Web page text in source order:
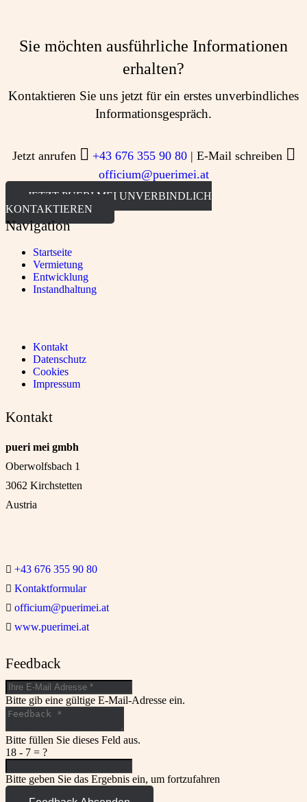
Sie möchten ausführliche Informationen
erhalten?
Kontaktieren Sie uns jetzt für ein erstes unverbindliches
Informationsgespräch.
Jetzt anrufen  +43 676 355 90 80| E-Mail schreiben 
officium@puerimei.at
JETZT PUERI MEI UNVERBINDLICH
KONTAKTIEREN
Navigation
Startseite
Vermietung
Entwicklung
Instandhaltung
Kontakt
Datenschutz
Cookies
Impressum
Kontakt
pueri mei gmbh
Oberwolfsbach 1
3062 Kirchstetten
Austria
 +43 676 355 90 80
 Kontaktformular
 officium@puerimei.at
 www.puerimei.at
Feedback
Bitte gib eine gültige E-Mail-Adresse ein.
Bitte füllen Sie dieses Feld aus.
18 - 7 = ?
Bitte geben Sie das Ergebnis ein, um fortzufahren